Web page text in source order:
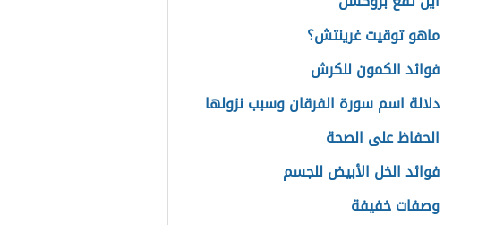
ماهو توقيت غرينتش؟
فوائد الكمون للكرش
دلالة اسم سورة الفرقان وسبب نزولها
الحفاظ على الصحة
فوائد الخل الأبيض للجسم
وصفات خفيفة